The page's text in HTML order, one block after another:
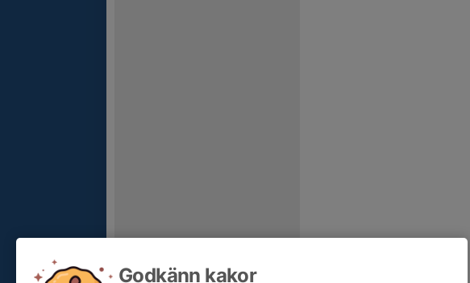
Godkänn kakor